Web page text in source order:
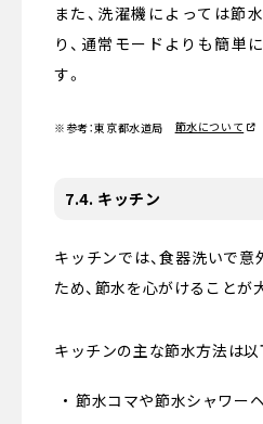
また、洗濯機によっては節
り、通常モードよりも簡単
す。
※参考：東京都水道局 節水について
7.4. キッチン
キッチンでは、食器洗いで
ため、節水を心がけることが
キッチンの主な節水方法は以
節水コマや節水シャワー